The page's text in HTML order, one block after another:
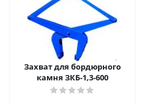
Захват для бордюрного
камня ЗКБ-1,3-600